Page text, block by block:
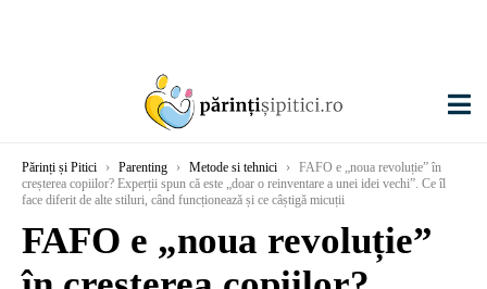
Părinți și Pitici › Parenting › Metode si tehnici ›
FAFO e „noua revoluție” în
creșterea copiilor? Experții spun că este „doar o reinventare a unei idei vechi”. Ce îl
face diferit de alte stiluri, când funcționează și ce câștigă micuții
FAFO e „noua revoluție”